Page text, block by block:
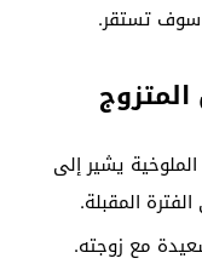
سوف تستقر.
يشير إلى
المقبلة.
مع زوجته.